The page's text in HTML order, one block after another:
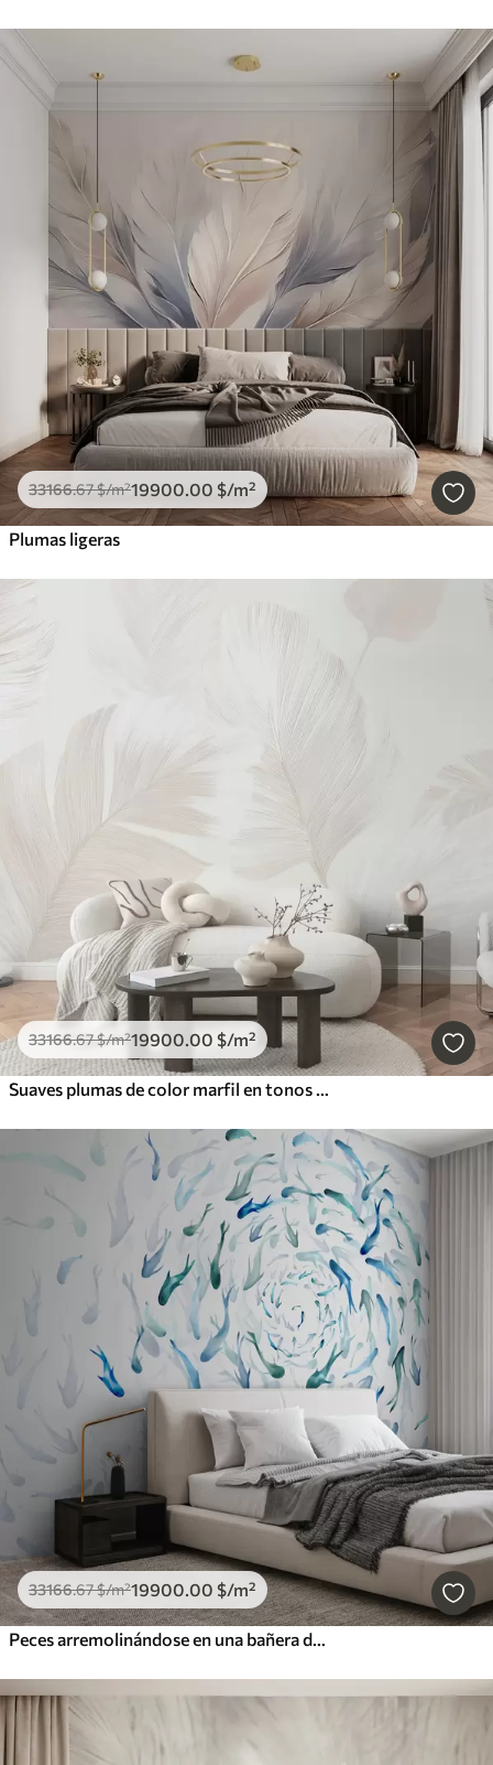
33166.67$/m²19900.00 $/m²
Plumas ligeras
33166.67$/m²19900.00 $/m²
Suaves plumas de color marfil en tonos beige lechoso.
33166.67$/m²19900.00 $/m²
Peces arremolinándose en una bañera de hidromasaje, danza de peces, acuarela, tiburón, composición abstracta, minimalismo, color azul, verde